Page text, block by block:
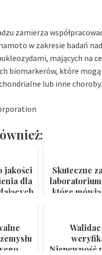
zamierza
w zakresie badań nad
mających na
biomarkerów, które mogą
lub inne choroby.
jakości
dla
Skuteczne
które
Niepewność